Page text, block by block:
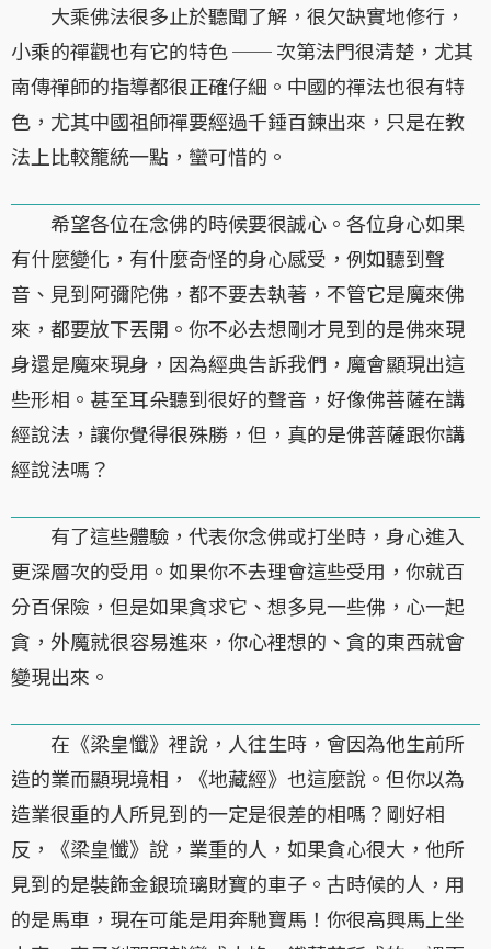
大乘佛法很多止於聽聞了解，很欠缺實地修行，
小乘的禪觀也有它的特色 ── 次第法門很清楚，尤其
南傳禪師的指導都很正確仔細。中國的禪法也很有特
色，尤其中國祖師禪要經過千錘百鍊出來，只是在教
法上比較籠統一點，蠻可惜的。
希望各位在念佛的時候要很誠心。各位身心如果
有什麼變化，有什麼奇怪的身心感受，例如聽到聲
音、見到阿彌陀佛，都不要去執著，不管它是魔來佛
來，都要放下丟開。你不必去想剛才見到的是佛來現
身還是魔來現身，因為經典告訴我們，魔會顯現出這
些形相。甚至耳朵聽到很好的聲音，好像佛菩薩在講
經說法，讓你覺得很殊勝，但，真的是佛菩薩跟你講
經說法嗎？
有了這些體驗，代表你念佛或打坐時，身心進入
更深層次的受用。如果你不去理會這些受用，你就百
分百保險，但是如果貪求它、想多見一些佛，心一起
貪，外魔就很容易進來，你心裡想的、貪的東西就會
變現出來。
在《梁皇懺》裡說，人往生時，會因為他生前所
造的業而顯現境相，《地藏經》也這麼說。但你以為
造業很重的人所見到的一定是很差的相嗎？剛好相
反，《梁皇懺》說，業重的人，如果貪心很大，他所
見到的是裝飾金銀琉璃財寶的車子。古時候的人，用
的是馬車，現在可能是用奔馳寶馬！你很高興馬上坐